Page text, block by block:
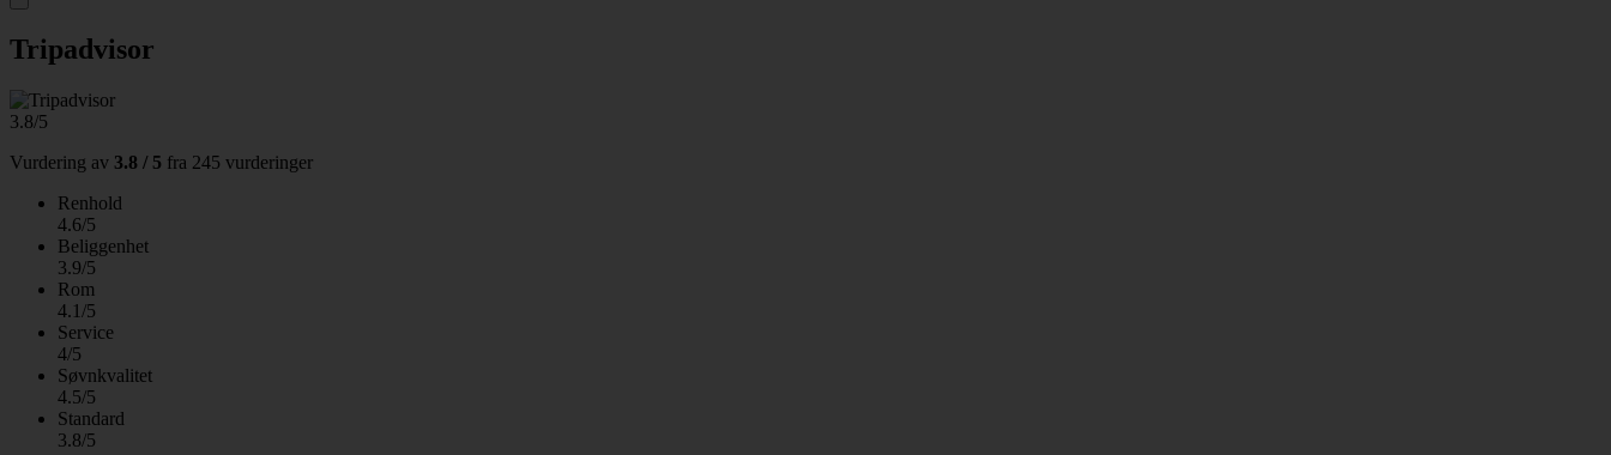
Tripadvisor
3.8/5
Vurdering av 3.8 / 5 fra 245 vurderinger
Renhold
4.6/5
Beliggenhet
3.9/5
Rom
4.1/5
Service
4/5
Søvnkvalitet
4.5/5
Standard
3.8/5